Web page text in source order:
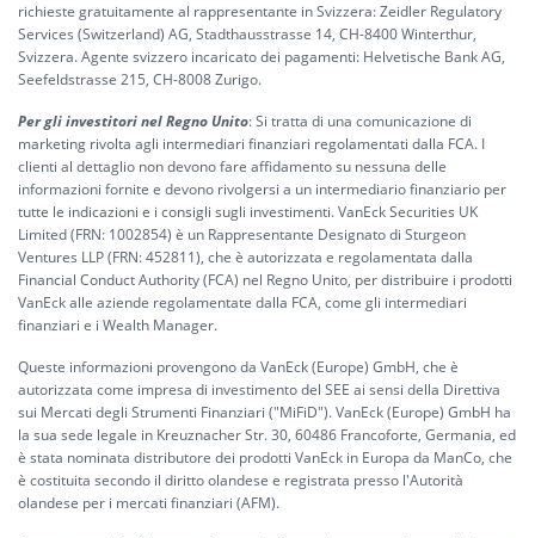
richieste gratuitamente al rappresentante in Svizzera: Zeidler Regulatory
Services (Switzerland) AG, Stadthausstrasse 14, CH-8400 Winterthur,
Svizzera. Agente svizzero incaricato dei pagamenti: Helvetische Bank AG,
Seefeldstrasse 215, CH-8008 Zurigo.
Per gli investitori nel Regno Unito: Si tratta di una comunicazione di
marketing rivolta agli intermediari finanziari regolamentati dalla FCA. I
clienti al dettaglio non devono fare affidamento su nessuna delle
informazioni fornite e devono rivolgersi a un intermediario finanziario per
tutte le indicazioni e i consigli sugli investimenti. VanEck Securities UK
Limited (FRN: 1002854) è un Rappresentante Designato di Sturgeon
Ventures LLP (FRN: 452811), che è autorizzata e regolamentata dalla
Financial Conduct Authority (FCA) nel Regno Unito, per distribuire i prodotti
VanEck alle aziende regolamentate dalla FCA, come gli intermediari
finanziari e i Wealth Manager.
Queste informazioni provengono da VanEck (Europe) GmbH, che è
autorizzata come impresa di investimento del SEE ai sensi della Direttiva
sui Mercati degli Strumenti Finanziari ("MiFiD"). VanEck (Europe) GmbH ha
la sua sede legale in Kreuznacher Str. 30, 60486 Francoforte, Germania, ed
è stata nominata distributore dei prodotti VanEck in Europa da ManCo, che
è costituita secondo il diritto olandese e registrata presso l'Autorità
olandese per i mercati finanziari (AFM).